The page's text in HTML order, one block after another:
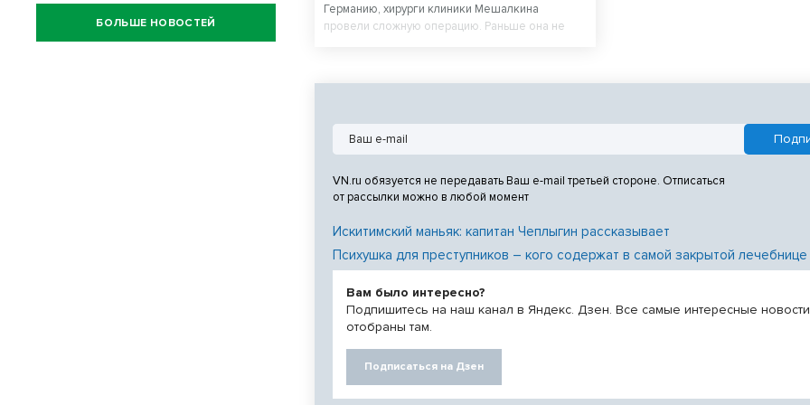
Германию, хирурги клиники Мешалкина
провели сложную операцию. Раньше она не
VN.ru обязуется не передавать Ваш e-mail третьей стороне. Отписаться
от рассылки можно в любой момент
Искитимский маньяк: капитан Чеплыгин рассказывает
Психушка для преступников – кого содержат в самой закрытой
Вам было интересно?
Подпишитесь на наш канал в Яндекс. Дзен. Все самые интересные новости
отобраны там.
Подписаться на Дзен
БОЛЬШЕ НОВОСТЕЙ